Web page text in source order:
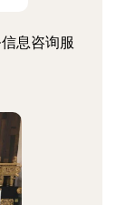
息咨询服